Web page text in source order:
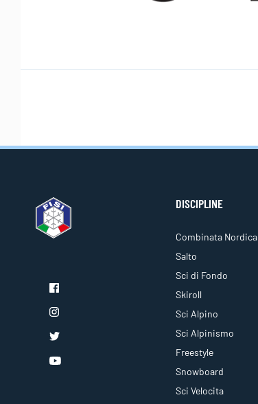
DISCIPLINE
Combinata Nordica
Salto
Sci di Fondo
Skiroll
Sci Alpino
Sci Alpinismo
Freestyle
Snowboard
Sci Velocita